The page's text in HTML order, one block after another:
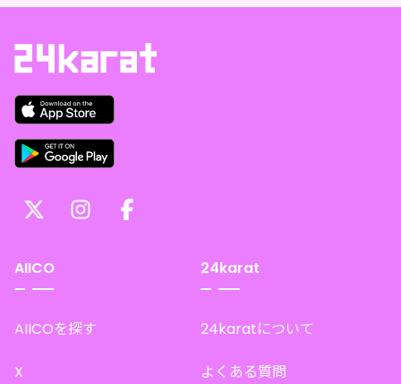
AIICO
AIICOを探す
X
24karat
24karatについて
よくある質問